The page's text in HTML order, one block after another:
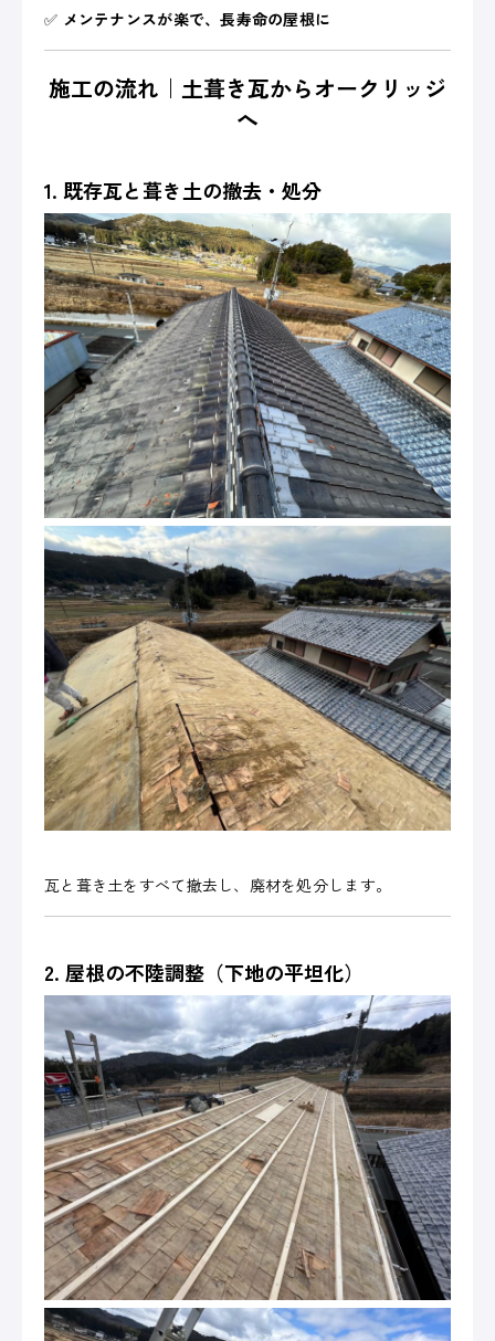
✅ メンテナンスが楽で、長寿命の屋根に
施工の流れ｜土葺き瓦からオークリッジ
へ
1. 既存瓦と葺き土の撤去・処分
瓦と葺き土をすべて撤去し、廃材を処分します。
2. 屋根の不陸調整（下地の平坦化）